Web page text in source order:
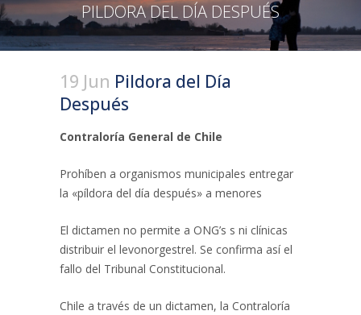
PILDORA DEL DÍA DESPUÉS
19 Jun Pildora del Día
Después
Contraloría General de Chile
Prohíben a organismos municipales entregar
la «píldora del día después» a menores
El dictamen no permite a ONG’s s ni clínicas
distribuir el levonorgestrel. Se confirma así el
fallo del Tribunal Constitucional.
Chile a través de un dictamen, la Contraloría